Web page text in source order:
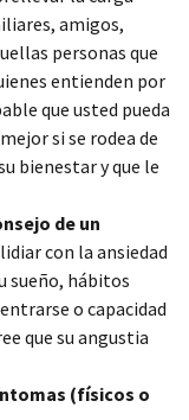
amigos,
personas que
entienden por
que usted pueda
si se rodea de
bienestar y que le
de un
con la ansiedad
sueño, hábitos
o capacidad
que su angustia
(físicos o